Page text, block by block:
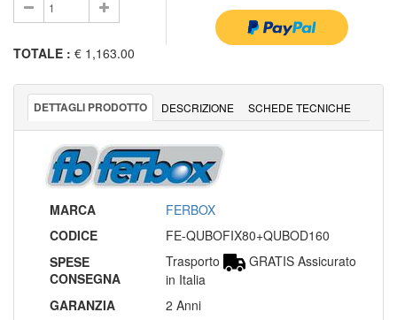
TOTALE : € 1,163.00
DETTAGLI PRODOTTO DESCRIZIONE SCHEDE TECNICHE
MARCA
FERBOX
CODICE
FE-QUBOFIX80+QUBOD160
SPESE
CONSEGNA
Trasporto
GRATIS Assicurato
in Italia
GARANZIA
2 Anni